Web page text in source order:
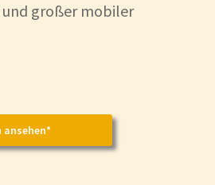
und großer mobiler
ansehen*